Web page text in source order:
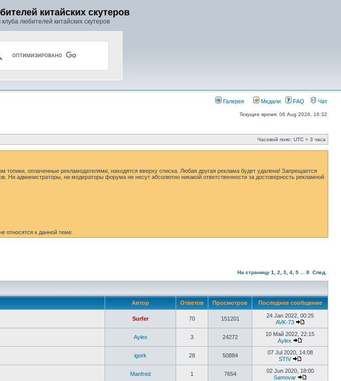
китайских скутеров
любителей китайских скутеров
Галерея Медали FAQ Чат
Текущее время: 06 Aug 2026, 16:32
Часовой пояс: UTC + 3 часа
оплаченные рекламодателями, находятся вверху списка. Любая другая реклама будет удалена! Запрещается
администраторы, ни модераторы форума не несут абсолютно никакой ответственности за достоверность рекламной
относятся к данной теме.
На страницу 1 2 3 4 5 8 След.
Автор Ответов Просмотров Последнее сообщение
Surfer 70 151201
24 Jan 2022, 00:25
AVK-73
Aylex 3 24272
10 Май 2022, 22:15
Aylex
igork 28 50884
07 Jul 2020, 14:08
STIV
Manfred 1 7654
02 Jun 2020, 18:00
Samovar